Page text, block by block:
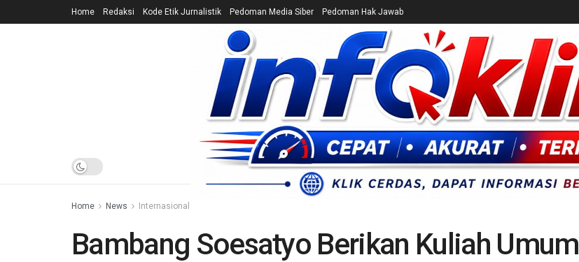
Home Redaksi Kode Etik Jurnalistik Pedoman Media Siber Pedoman Hak Jawab
HOME NEWS CEK FAKTA ENTERTAINMENT BREAKING NEWS
Home News Internasional
Bambang Soesatyo Berikan Kuliah Umum